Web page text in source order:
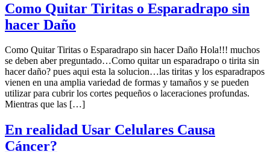
Como Quitar Tiritas o Esparadrapo sin
hacer Daño
Como Quitar Tiritas o Esparadrapo sin hacer Daño Hola!!! muchos
se deben aber preguntado…Como quitar un esparadrapo o tirita sin
hacer daño? pues aqui esta la solucion…las tiritas y los esparadrapos
vienen en una amplia variedad de formas y tamaños y se pueden
utilizar para cubrir los cortes pequeños o laceraciones profundas.
Mientras que las […]
En realidad Usar Celulares Causa
Cáncer?